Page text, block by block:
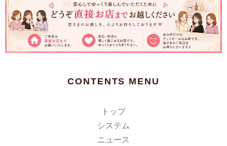
CONTENTS MENU
トップ
システム
ニュース